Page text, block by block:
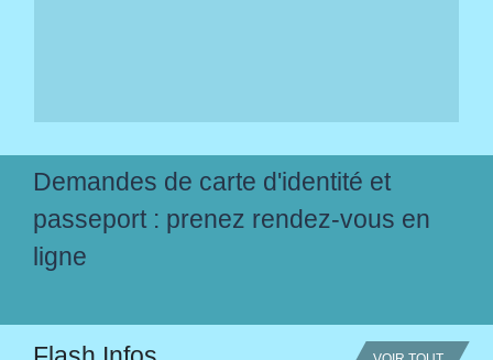
Demandes de carte d'identité et
passeport : prenez rendez-vous en
ligne